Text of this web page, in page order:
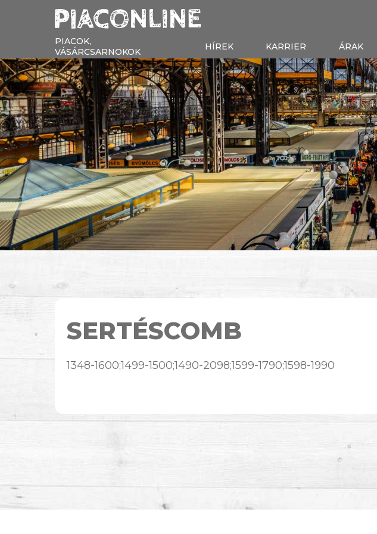
PIACOK,
VÁSÁRCSARNOKOK
HÍREK KARRIER ÁRAK
SERTÉSCOMB
1348-1600;1499-1500;1490-2098;1599-1790;1598-1990